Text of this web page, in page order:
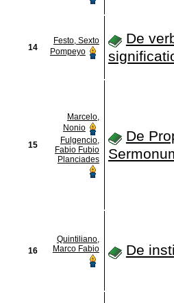
14
Festo, Sexto
Pompeyo
De
15
Marcelo,
Nonio
Fulgencio,
Fabio Fubio
Planciades
De
16
Quintiliano,
Marco Fabio
De